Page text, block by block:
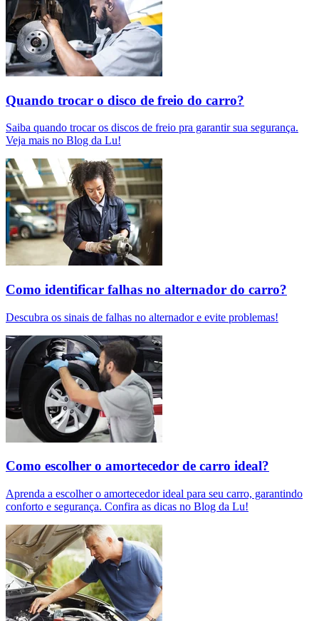
Quando trocar o disco de freio do carro?
Saiba quando trocar os discos de freio pra garantir sua segurança.
Veja mais no Blog da Lu!
Como identificar falhas no alternador do carro?
Descubra os sinais de falhas no alternador e evite problemas!
Como escolher o amortecedor de carro ideal?
Aprenda a escolher o amortecedor ideal para seu carro, garantindo
conforto e segurança. Confira as dicas no Blog da Lu!